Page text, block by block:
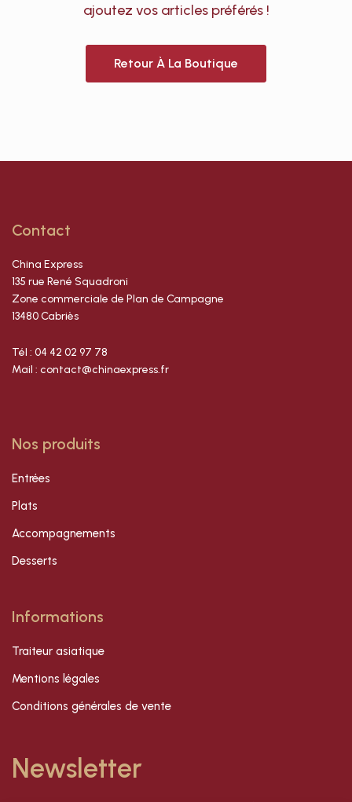
ajoutez vos articles préférés !
Retour À La Boutique
Contact
China Express
135 rue René Squadroni
Zone commerciale de Plan de Campagne
13480 Cabriès
Tél : 04 42 02 97 78
Mail : contact@chinaexpress.fr
Nos produits
Entrées
Plats
Accompagnements
Desserts
Informations
Traiteur asiatique
Mentions légales
Conditions générales de vente
Newsletter